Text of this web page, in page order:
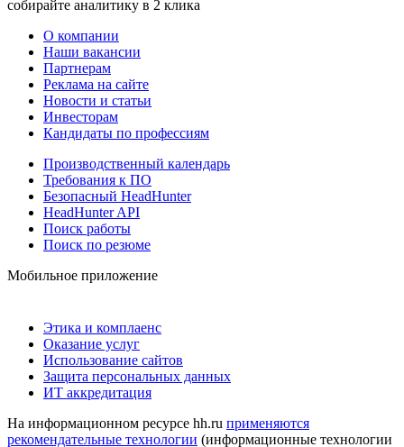
собирайте аналитику в 2 клика
О компании
Наши вакансии
Партнерам
Реклама на сайте
Новости и статьи
Инвесторам
Кандидаты по профессиям
Производственный календарь
Требования к ПО
Безопасный HeadHunter
HeadHunter API
Поиск работы
Поиск по резюме
Мобильное приложение
Этика и комплаенс
Оказание услуг
Использование сайтов
Защита персональных данных
ИТ аккредитация
На информационном ресурсе hh.ru применяются
рекомендательные технологии (информационные технологии